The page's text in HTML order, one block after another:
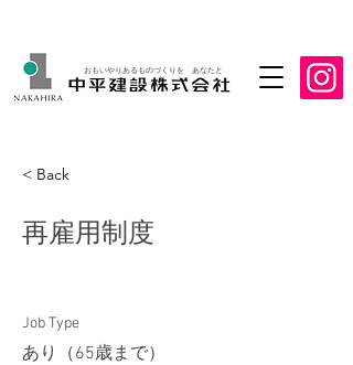
おもいやりあるものづくりを あなたと
< Back
再雇用制度
Job Type
あり（65歳まで）